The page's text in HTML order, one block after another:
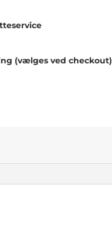
(vælges ved checkout)